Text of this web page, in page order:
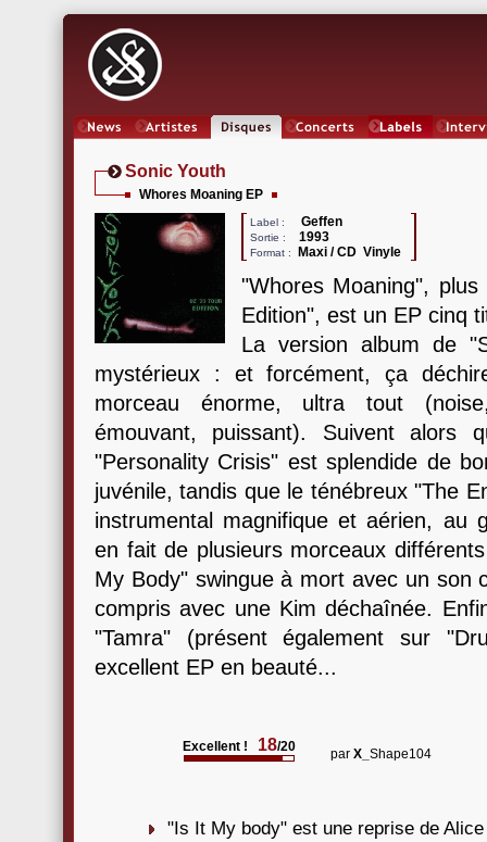
Sonic Youth
Whores Moaning EP
Label : Geffen
Sortie : 1993
Format : Maxi / CD Vinyle
"Whores Moaning",
Edition", est un EP cinq
La version album de
mystérieux : et forcément, ça
morceau énorme, ultra tout
émouvant, puissant). Suivent alors
"Personality Crisis" est splendide de
juvénile, tandis que le ténébreux "The
instrumental magnifique et aérien, au
en fait de plusieurs morceaux
My Body" swingue à mort avec un son
compris avec une Kim déchaînée.
"Tamra" (présent également sur
excellent EP en beauté...
Excellent ! 18/20 par X_ Shape104
"Is It My body" est une reprise de